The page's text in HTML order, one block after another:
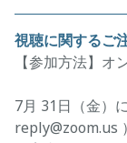
視聴に関するご
【参加方法】オ
7月 31日（金）
reply@zoom.us